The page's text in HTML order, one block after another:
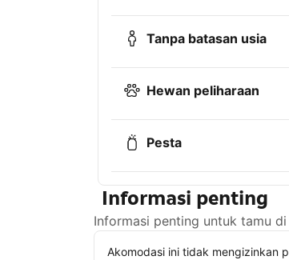
Tanpa batasan usia
Hewan peliharaan
Pesta
Informasi penting
Informasi penting untuk tamu
Akomodasi ini tidak mengizinkan